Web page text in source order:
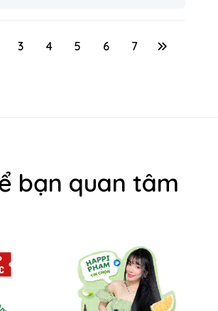
3 4 5 6 7
bạn quan tâm